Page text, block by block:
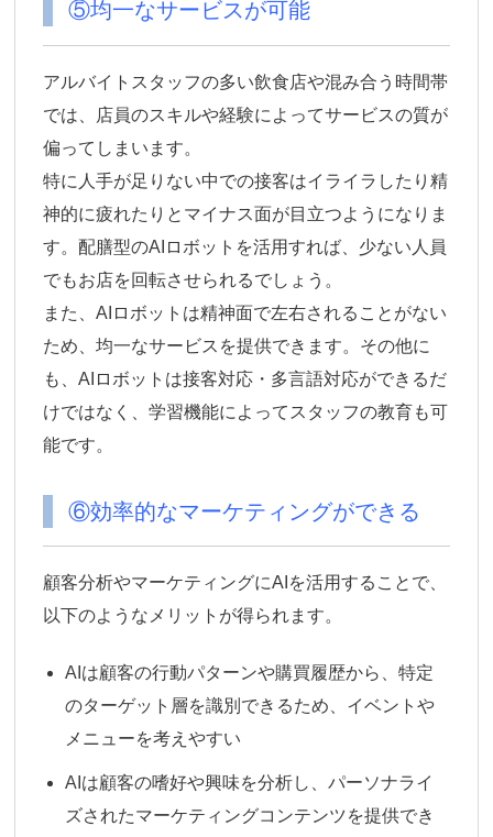
⑤均一なサービスが可能
アルバイトスタッフの多い飲食店や混み合う時間帯
では、店員のスキルや経験によってサービスの質が
偏ってしまいます。
特に人手が足りない中での接客はイライラしたり精
神的に疲れたりとマイナス面が目立つようになりま
す。配膳型のAIロボットを活用すれば、少ない人員
でもお店を回転させられるでしょう。
また、AIロボットは精神面で左右されることがない
ため、均一なサービスを提供できます。その他に
も、AIロボットは接客対応・多言語対応ができるだ
けではなく、学習機能によってスタッフの教育も可
能です。
⑥効率的なマーケティングができる
顧客分析やマーケティングにAIを活用することで、
以下のようなメリットが得られます。
AIは顧客の行動パターンや購買履歴から、特定
のターゲット層を識別できるため、イベントや
メニューを考えやすい
AIは顧客の嗜好や興味を分析し、パーソナライ
ズされたマーケティングコンテンツを提供でき